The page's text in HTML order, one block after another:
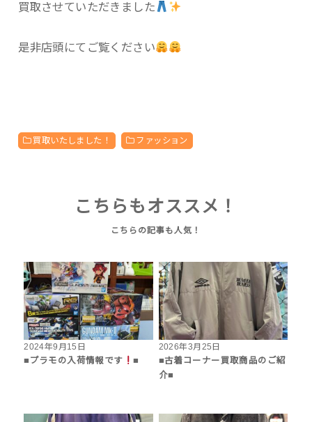
買取させていただきました
是非店頭にてご覧ください
買取いたしました！ ファッション
こちらもオススメ！
2024年9月15日
■プラモの入荷情報です
■
2026年3月25日
■古着コーナー買取商品のご紹
介■